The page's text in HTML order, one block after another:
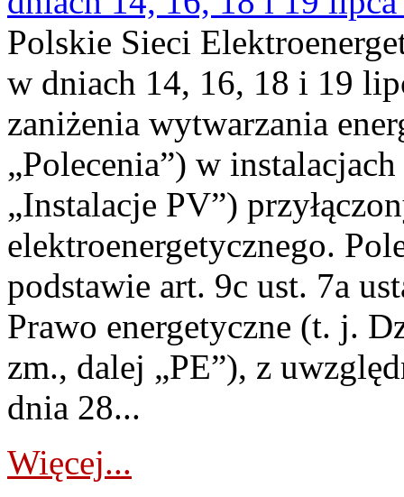
Polskie Sieci
w dniach 14, 16, 18 i 19
zaniżenia wytwarzania
„Polecenia”) w
„Instalacje PV”)
elektroenergetycznego.
podstawie art. 9c ust. 7a
Prawo energetyczne (t. j.
zm., dalej „PE”), z
dnia 28...
Więcej...